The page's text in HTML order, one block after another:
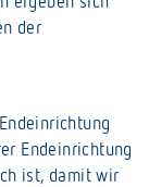
der
Endeinrichtung
ist, damit wir